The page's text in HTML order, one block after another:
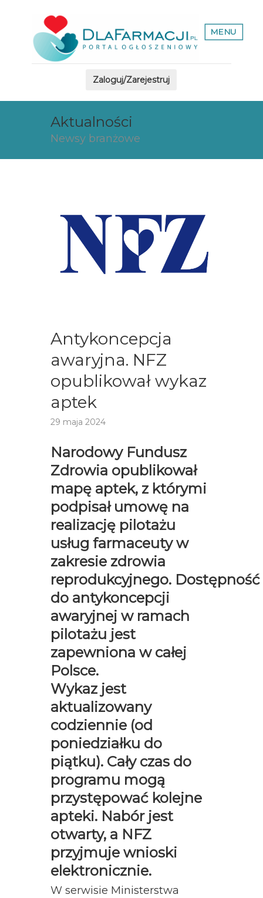
MENU
Zaloguj/Zarejestruj
Aktualności
Newsy branżowe
Antykoncepcja
awaryjna. NFZ
opublikował wykaz
aptek
29 maja 2024
Narodowy Fundusz
Zdrowia opublikował
mapę aptek, z którymi
podpisał umowę na
realizację pilotażu
usług farmaceuty w
zakresie zdrowia
reprodukcyjnego. Dostępność
do antykoncepcji
awaryjnej w ramach
pilotażu jest
zapewniona w całej
Polsce.
Wykaz jest
aktualizowany
codziennie (od
poniedziałku do
piątku). Cały czas do
programu mogą
przystępować kolejne
apteki. Nabór jest
otwarty, a NFZ
przyjmuje wnioski
elektronicznie.
W serwisie Ministerstwa